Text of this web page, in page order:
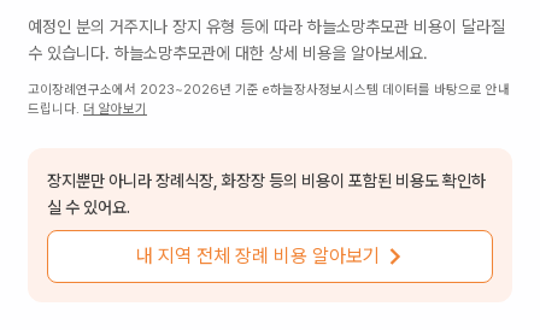
예정인 분의 거주지나 장지 유형 등에 따라 하늘소망추모관 비용이 달라질
수 있습니다. 하늘소망추모관에 대한 상세 비용을 알아보세요.
고이장례연구소에서 2023~2026년 기준 e하늘장사정보시스템 데이터를 바탕으로 안내
드립니다. 더 알아보기
장지뿐만 아니라 장례식장, 화장장 등의 비용이 포함된 비용도 확인하
실 수 있어요.
내 지역 전체 장례 비용 알아보기